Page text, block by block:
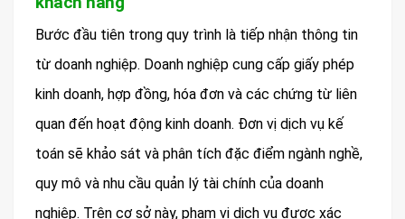
Bước đầu tiên trong quy trình là tiếp nhận thông tin
từ doanh nghiệp. Doanh nghiệp cung cấp giấy phép
kinh doanh, hợp đồng, hóa đơn và các chứng từ liên
quan đến hoạt động kinh doanh. Đơn vị dịch vụ kế
toán sẽ khảo sát và phân tích đặc điểm ngành nghề,
quy mô và nhu cầu quản lý tài chính của doanh
nghiệp. Trên cơ sở này, phạm vi dịch vụ được xác